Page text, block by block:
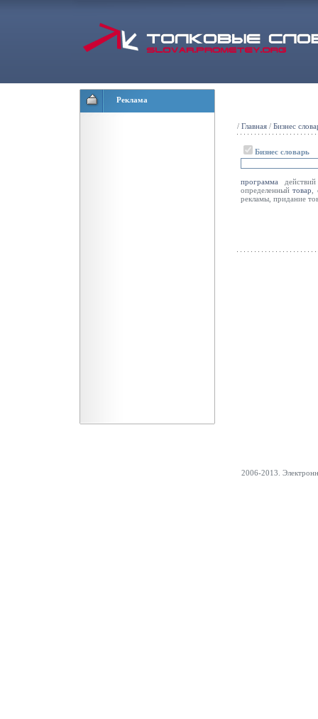
Реклама
/ Главная / Бизнес
Бизнес словарь
программа
определенныйтовар
рекламы, придание
2006-2013.